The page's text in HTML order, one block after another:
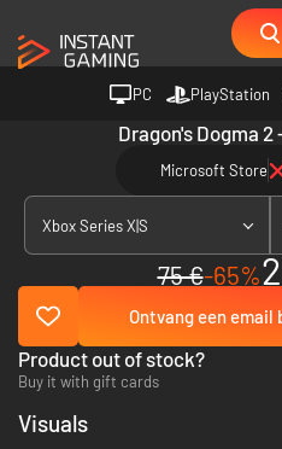
PC PlayStation
Dragon's Dogma 2
Microsoft Store
Xbox Series X|S
75 €-65%
Ontvang een
Product out of stock?
Buy it with gift cards
Visuals